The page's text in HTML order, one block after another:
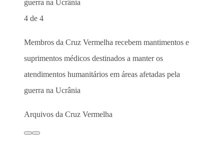
4 de 4
Membros da Cruz Vermelha recebem mantimentos e
suprimentos médicos destinados a manter os
atendimentos humanitários em áreas afetadas pela
guerra na Ucrânia
Arquivos da Cruz Vermelha